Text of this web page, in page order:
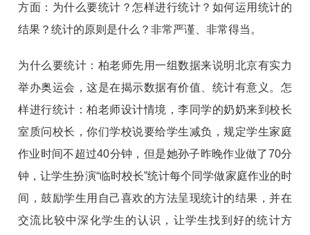
方面：为什么要统计？怎样进行统计？如何运用统计的
结果？统计的原则是什么？非常严谨、非常得当。
为什么要统计：柏老师先用一组数据来说明北京有实力
举办奥运会，这是在揭示数据有价值、统计有意义。怎
样进行统计：柏老师设计情境，李同学的奶奶来到校长
室质问校长，你们学校说要给学生减负，规定学生家庭
作业时间不超过40分钟，但是她孙子昨晚作业做了70分
钟，让学生扮演“临时校长”统计每个同学做家庭作业的时
间，鼓励学生用自己喜欢的方法呈现统计的结果，并在
交流比较中深化学生的认识，让学生找到好的统计方